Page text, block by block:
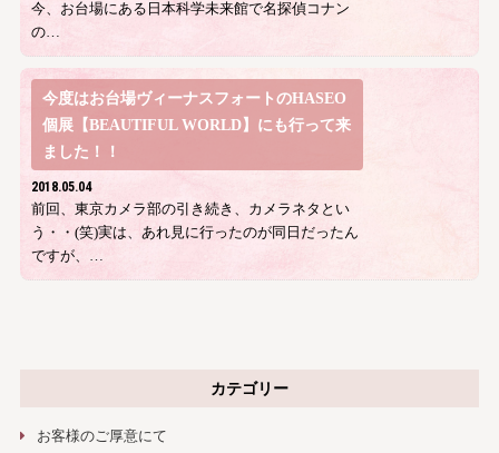
今、お台場にある日本科学未来館で名探偵コナン
の…
今度はお台場ヴィーナスフォートのHASEO
個展【BEAUTIFUL WORLD】にも行って来
ました！！
2018.05.04
前回、東京カメラ部の引き続き、カメラネタとい
う・・(笑)実は、あれ見に行ったのが同日だったん
ですが、…
カテゴリー
お客様のご厚意にて